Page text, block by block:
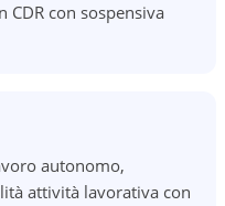
con sospensiva
autonomo,
attività lavorativa con